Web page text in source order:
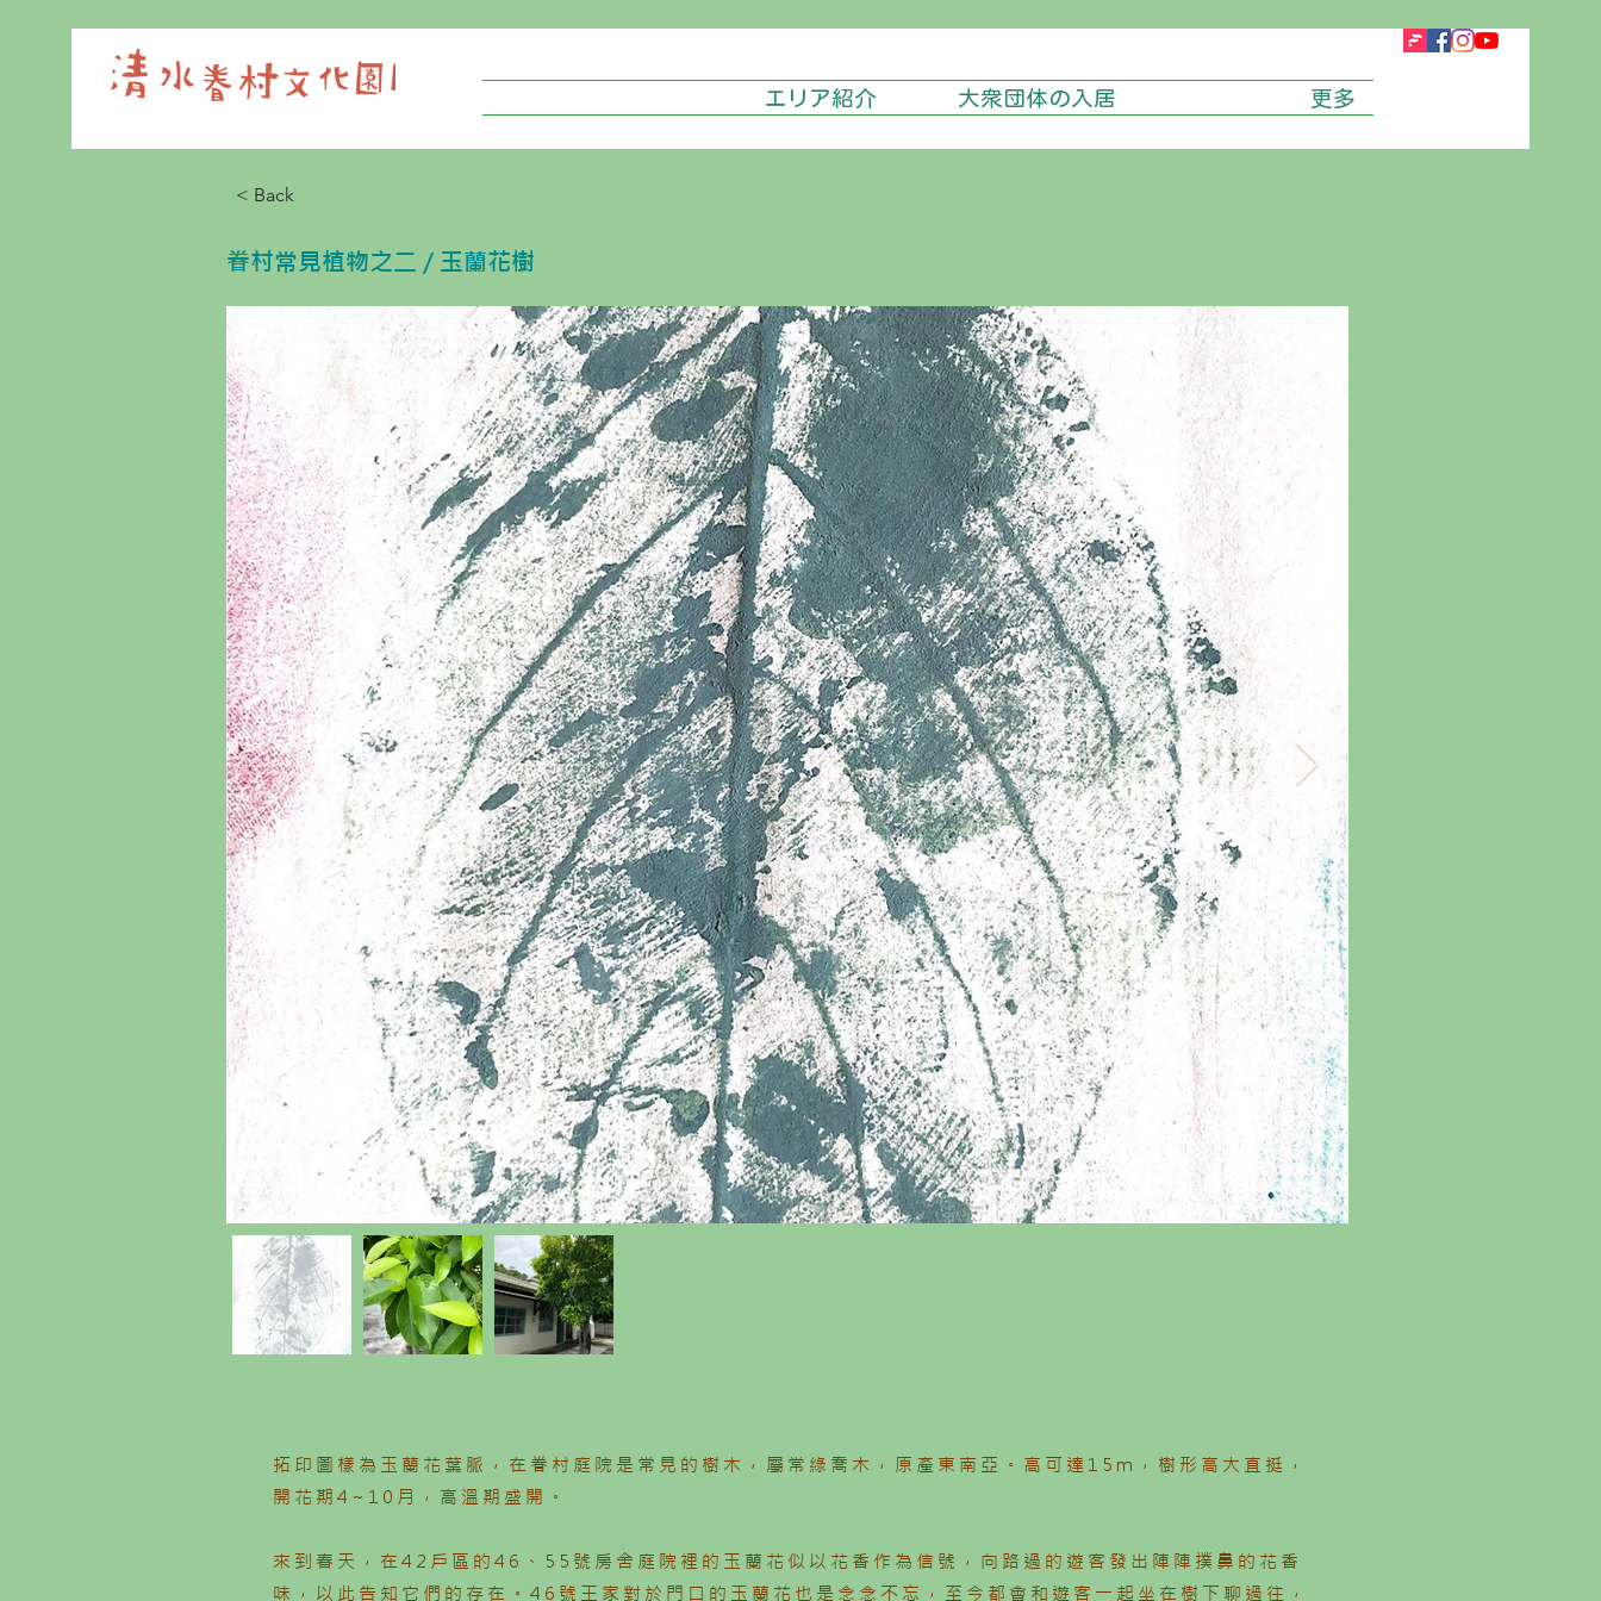
エリア紹介 大衆団体の入居 更多
< Back
眷村常見植物之二 / 玉蘭花樹
拓印圖樣為玉蘭花葉脈，在眷村庭院是常見的樹木，屬常綠喬木，原產東南亞。高可達15m，樹形高大直挺，
開花期4~10月，高溫期盛開。
來到春天，在42戶區的46、55號房舍庭院裡的玉蘭花似以花香作為信號，向路過的遊客發出陣陣撲鼻的花香
味，以此告知它們的存在。46號王家對於門口的玉蘭花也是念念不忘，至今都會和遊客一起坐在樹下聊過往，